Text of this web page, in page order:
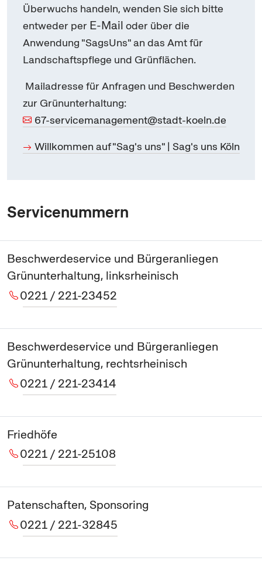
Überwuchs handeln, wenden Sie sich bitte
entweder per E-Mail oder über die
Anwendung "SagsUns" an das Amt für
Landschaftspflege und Grünflächen.
Mailadresse für Anfragen und Beschwerden
zur Grünunterhaltung:
67-servicemanagement@stadt-koeln.de
Willkommen auf "Sag's uns" | Sag's uns Köln
Servicenummern
Beschwerdeservice und Bürgeranliegen
Grünunterhaltung, linksrheinisch
0221 / 221-23452
Beschwerdeservice und Bürgeranliegen
Grünunterhaltung, rechtsrheinisch
0221 / 221-23414
Friedhöfe
0221 / 221-25108
Patenschaften, Sponsoring
0221 / 221-32845